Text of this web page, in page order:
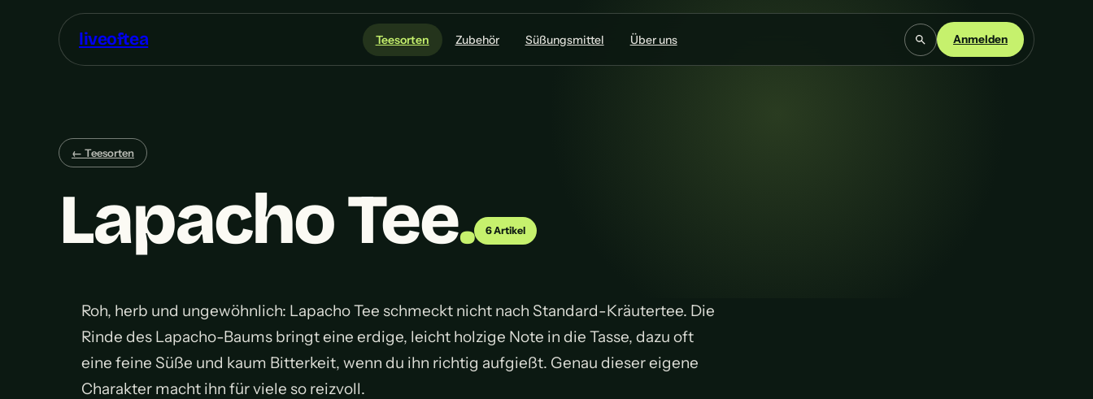
liveoftea Teesorten Zubehör Süßungsmittel Über uns Anmelden
← Teesorten
Lapacho Tee. 6 Artikel
Roh, herb und ungewöhnlich: Lapacho Tee schmeckt nicht nach Standard-Kräutertee. Die
Rinde des Lapacho-Baums bringt eine erdige, leicht holzige Note in die Tasse, dazu oft
eine feine Süße und kaum Bitterkeit, wenn du ihn richtig aufgießt. Genau dieser eigene
Charakter macht ihn für viele so reizvoll.